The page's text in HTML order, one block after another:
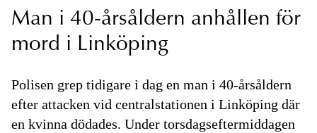
Man i 40-årsåldern anhållen för
mord i Linköping
Polisen grep tidigare i dag en man i 40-årsåldern
efter attacken vid centralstationen i Linköping där
en kvinna dödades. Under torsdagseftermiddagen